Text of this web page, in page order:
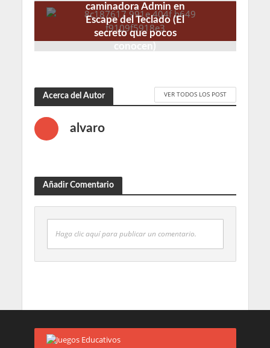
caminadora Admin en
Escape del Teclado (El
secreto que pocos
conocen)
Acerca del Autor VER TODOS LOS POST
alvaro
Añadir Comentario
Haga clic aquí para publicar un comentario.